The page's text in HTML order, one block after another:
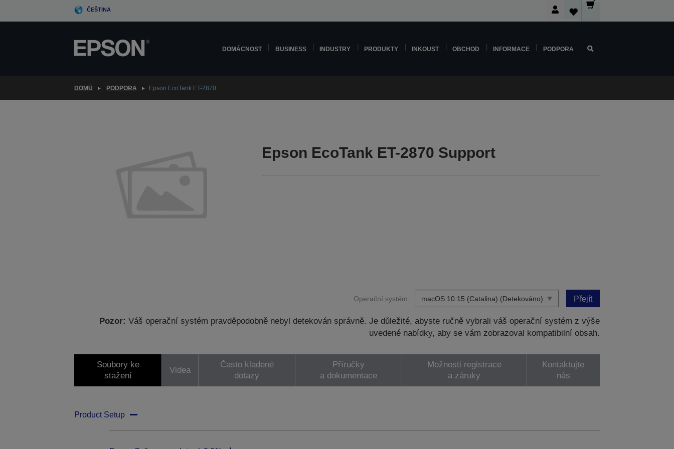
ČEŠTINA
DOMÁCNOST BUSINESS INDUSTRY PRODUKTY INKOUST OBCHOD INFORMACE PODPORA
DOMŮ PODPORA Epson EcoTank ET-2870
Epson EcoTank ET-2870 Support
Operační systém: Přejít
Pozor: Váš operační systém pravděpodobně nebyl detekován správně. Je důležité, abyste ručně vybrali váš operační systém z výše
uvedené nabídky, aby se vám zobrazoval kompatibilní obsah.
Soubory ke
stažení
Videa
Často kladené
dotazy
Příručky
a dokumentace
Možnosti registrace
a záruky
Kontaktujte
nás
Product Setup